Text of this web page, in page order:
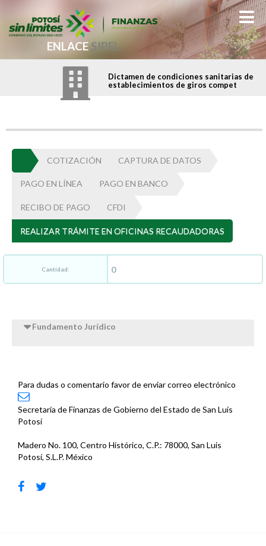
ENLACESIPEL
Dictamen de condiciones sanitarias de
establecimientos de giros compet
COTIZACIÓN CAPTURA DE DATOS
PAGO EN LÍNEA PAGO EN BANCO
RECIBO DE PAGO CFDI
REALIZAR TRÁMITE EN OFICINAS RECAUDADORAS
Cantidad:
Fundamento Jurídico
Para dudas o comentario favor de enviar correo electrónico
Secretaría de Finanzas de Gobierno del Estado de San Luis
Potosí
Madero No. 100, Centro Histórico, C.P.: 78000, San Luis
Potosí, S.L.P. México